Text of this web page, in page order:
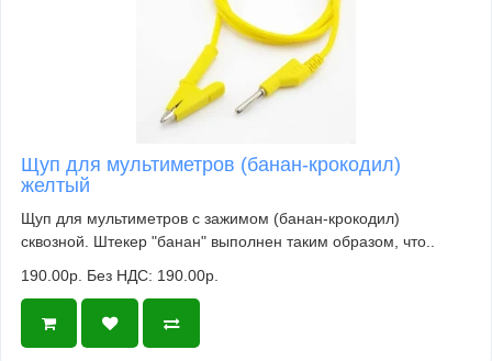
Щуп для мультиметров (банан-крокодил)
желтый
Щуп для мультиметров с зажимом (банан-крокодил)
сквозной. Штекер "банан" выполнен таким образом, что..
190.00р. Без НДС: 190.00р.